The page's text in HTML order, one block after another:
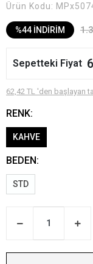
Ürün Kodu:
%44 İNDİRİM
Sepetteki Fiyat
62,42 TL 'den başlayan
RENK:
KAHVE
BEDEN:
STD